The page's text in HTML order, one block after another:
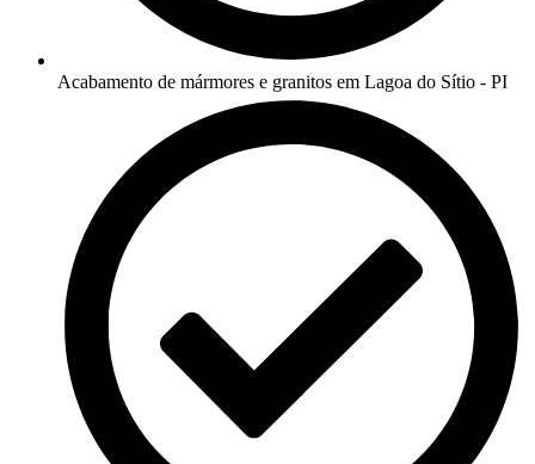
Acabamento de mármores e granitos em Lagoa do Sítio - PI